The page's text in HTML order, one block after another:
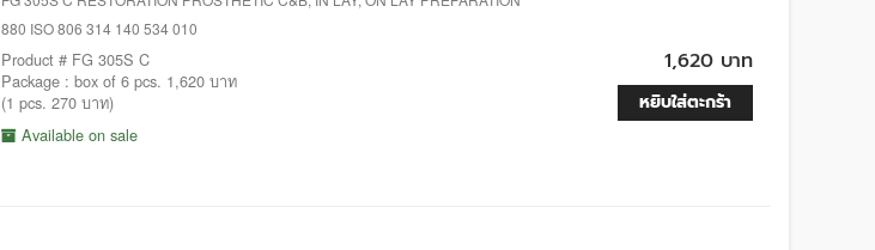
880 ISO 806 314 140 534 010
Product # FG 305S C
Package : box of 6 pcs. 1,620 บาท
(1 pcs. 270 บาท)
Available on sale
1,620 บาท
หยิบใส่ตะกร้า